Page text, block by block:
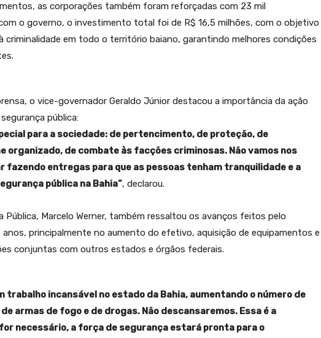
as corporações também foram reforçadas com 23 mil
o governo, o investimento total foi de R$ 16,5 milhões, com o objetivo
criminalidade em todo o território baiano, garantindo melhores condições
o vice-governador Geraldo Júnior destacou a importância da ação
pública:
para a sociedade: de pertencimento, de proteção, de
organizado, de combate às facções criminosas. Não vamos nos
fazendo entregas para que as pessoas tenham tranquilidade e a
pública na Bahia”, declarou.
Pública, Marcelo Werner, também ressaltou os avanços feitos pelo
principalmente no aumento do efetivo, aquisição de equipamentos e
conjuntas com outros estados e órgãos federais.
trabalho incansável no estado da Bahia, aumentando o número de
armas de fogo e de drogas. Não descansaremos. Essa é a
necessário, a força de segurança estará pronta para o